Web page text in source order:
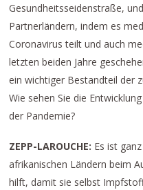
Gesundheitsseidenstraße,
Partnerländern, indem es
Coronavirus teilt und auch
letzten beiden Jahre
ein wichtiger Bestandteil der
Wie sehen Sie die
der Pandemie?
ZEPP-LAROUCHE: Es ist
afrikanischen Ländern beim
hilft, damit sie selbst